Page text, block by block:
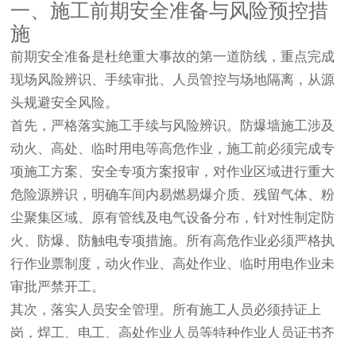
一、施工前期安全准备与风险预控措
施
前期安全准备是杜绝重大事故的第一道防线，重点完成
现场风险辨识、手续审批、人员管控与场地隔离，从源
头规避安全风险。
首先，严格落实施工手续与风险辨识。防爆墙施工涉及
动火、高处、临时用电等高危作业，施工前必须完成专
项施工方案、安全专项方案报审，对作业区域进行重大
危险源辨识 ，明确车间内易燃易爆介质、残留气体、粉
尘聚集区域、原有管线及电气设备分布，针对性制定防
火、防爆、防触电专项措施。所有高危作业必须严格执
行作业票制度，动火作业、高处作业、临时用电作业未
审批严禁开工。
其次，落实人员安全管理。所有施工人员必须持证上
岗，焊工、电工、高处作业人员等特种作业人员证书齐